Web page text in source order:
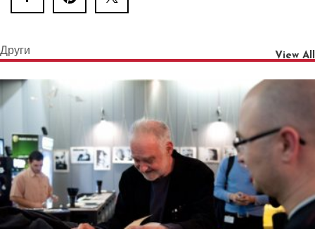
Други View All